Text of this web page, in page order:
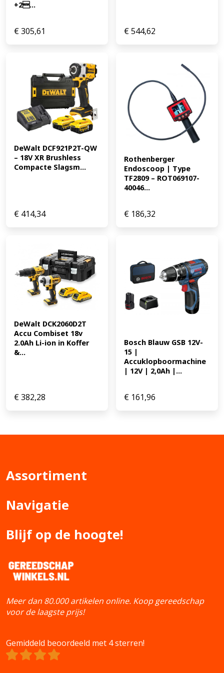
+2...
€305,61 €544,62
DeWalt DCF921P2T-QW
– 18V XR Brushless
Compacte Slagsm...
€ 414,34
Rothenberger
Endoscoop | Type
TF2809 – ROT069107-
40046...
€ 186,32
DeWalt DCK2060D2T
Accu Combiset 18v
2.0Ah Li-ion in Koffer
&...
€382,28
Bosch Blauw GSB 12V-
15 |
Accuklopboormachine
| 12V | 2,0Ah |...
€ 161,96
Assortiment
Navigatie
Blijf op de hoogte!
Meer dan 80.000 artikelen online. Koop gereedschap
voor de laagste prijs!
Gemiddeld beoordeeld met 4 sterren!